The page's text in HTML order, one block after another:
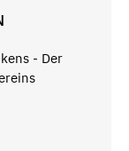
- Der